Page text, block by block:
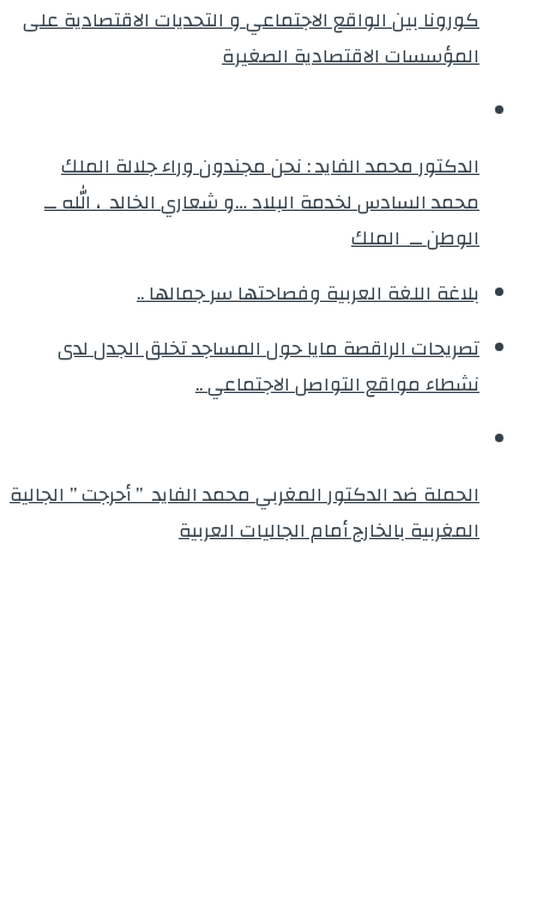
كورونا بين الواقع الاجتماعي و التحديات الاقتصادية على
المؤسسات الاقتصادية الصغيرة
الدكتور محمد الفايد : نحن مجندون وراء جلالة الملك
محمد السادس لخدمة البلاد …و شعاري الخالد ، الله ــ
الوطن ــ الملك
بلاغة اللغة العربية وفصاحتها سر جمالها ..
تصريحات الراقصة مايا حول المساجد تخلق الجدل لدى
نشطاء مواقع التواصل الاجتماعي ..
الحملة ضد الدكتور المغربي محمد الفايد ” أحرجت ” الجالية
المغربية بالخارج أمام الجاليات العربية